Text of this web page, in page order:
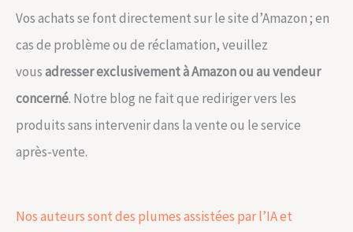
Vos achats se font directement sur le site d’Amazon ; en
cas de problème ou de réclamation, veuillez
vousadresser exclusivement à Amazon ou au vendeur
concerné. Notre blog ne fait que rediriger vers les
produits sans intervenir dans la vente ou le service
après-vente.
Nos auteurs sont des plumes assistées par l’IA et